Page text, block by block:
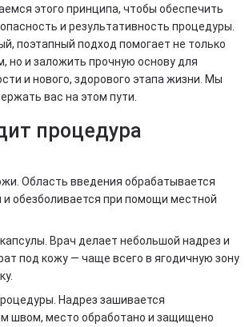
этого принципа, чтобы обеспечить
и результативность процедуры.
поэтапный подход помогает не только
но и заложить прочную основу для
и нового, здорового этапа жизни. Мы
вас на этом пути.
процедура
Область введения обрабатывается
и обезболивается при помощи местной
Врач делает небольшой надрез и
под кожу — чаще всего в ягодичную зону
Надрез зашивается
швом, место обработано и защищено